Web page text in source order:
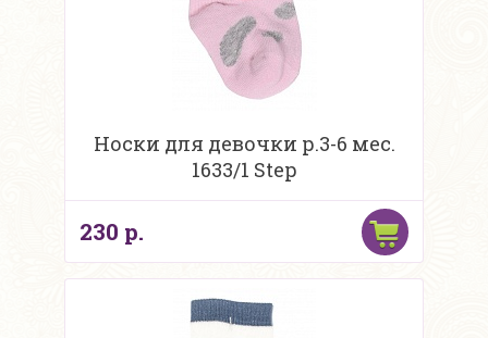
Носки для девочки р.3-6 мес.
1633/1 Step
230 р.